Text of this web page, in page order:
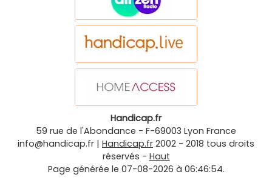
Handicap.fr
59 rue de l'Abondance - F-69003 Lyon France
info@handicap.fr | Handicap.fr 2002 - 2018 tous droits
réservés - Haut
Page générée le 07-08-2026 à 06:46:54.